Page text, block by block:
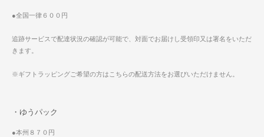
●全国一律６００円
追跡サービスで配達状況の確認が可能で、対面でお届けし受領印又は署名をいただ
きます。
※ギフトラッピングご希望の方はこちらの配送方法をお選びいただけません。
・ゆうパック
●本州８７０円